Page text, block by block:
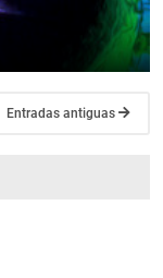
Entradas antiguas